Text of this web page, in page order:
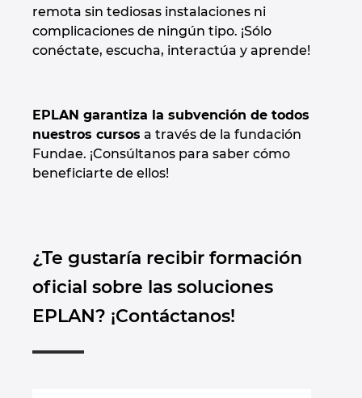
remota sin tediosas instalaciones ni
complicaciones de ningún tipo. ¡Sólo
conéctate, escucha, interactúa y aprende!
EPLAN garantiza la subvención de todos
nuestros cursos a través de la fundación
Fundae. ¡Consúltanos para saber cómo
beneficiarte de ellos!
¿Te gustaría recibir formación
oficial sobre las soluciones
EPLAN? ¡Contáctanos!